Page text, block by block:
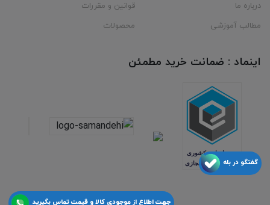
درباره ما
قوانین و مقررات
مطالب آموزشی
محصولات
اینماد : ضمانت خرید مطمئن
گفتگو در بله
جهت اطلاع از موجودی کالا و قیمت تماس بگیرید